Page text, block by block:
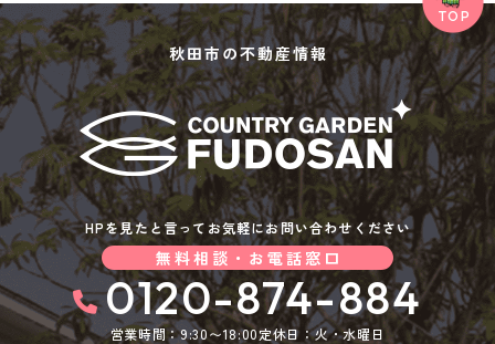
秋田市の不動産情報
HPを見たと言ってお気軽にお問い合わせください
無料相談・お電話窓口
0120-874-884
営業時間：9:30〜18:00定休日：火・水曜日